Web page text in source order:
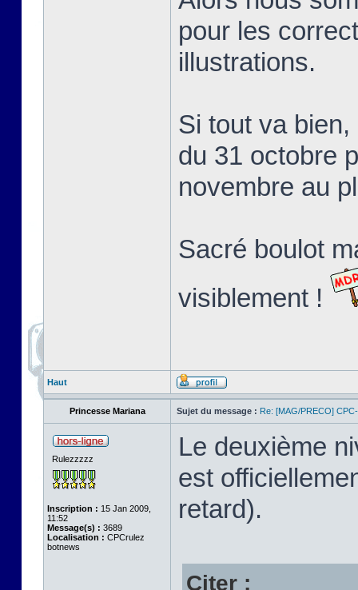
pour les
illustrations.
Si tout va
du 31 octobre
novembre au
Sacré boulot
visiblement !
Haut
Princesse Mariana Sujet du message : Re: [MAG/PRECO]
Rulezzzzz
Inscription : 15 Jan 2009,
11:52
Message(s) : 3689
Localisation : CPCrulez
botnews
Le deuxième
est
retard).
Citer :